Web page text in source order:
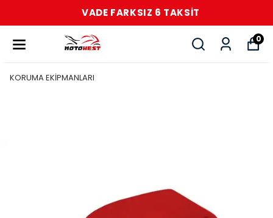
VADE FARKSIZ 6 TAKSİT
0
KORUMA EKİPMANLARI